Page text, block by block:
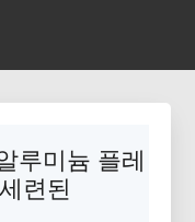
루미늄 플레
련된